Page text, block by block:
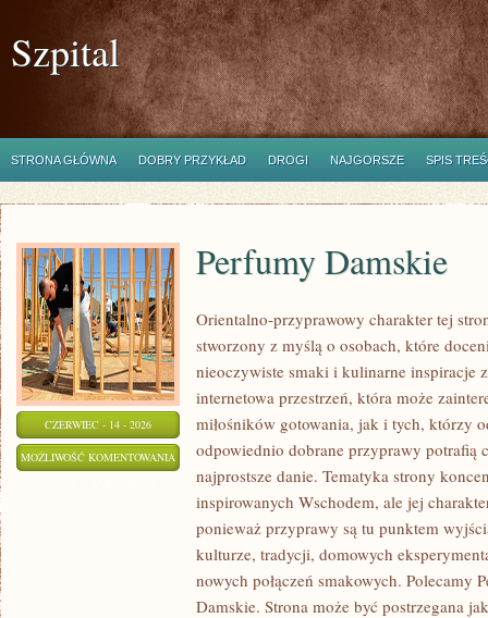
Szpital
STRONA GŁÓWNA DOBRY PRZYKŁAD DROGI NAJGORSZE SPIS
CZERWIEC - 14 - 2026
MOŻLIWOŚĆ KOMENTOWANIA PERFUMY
DAMSKIE
Perfumy Damskie
Orientalno-przyprawowy charakter tej
stworzony z myślą o osobach, które
nieoczywiste smaki i kulinarne inspiracje
internetowa przestrzeń, która może
miłośników gotowania, jak i tych, którzy
odpowiednio dobrane przyprawy potrafią
najprostsze danie. Tematyka strony
inspirowanych Wschodem, ale jej
ponieważ przyprawy są tu punktem
kulturze, tradycji, domowych
nowych połączeń smakowych. Polecamy
Damskie. Strona może być postrzegana